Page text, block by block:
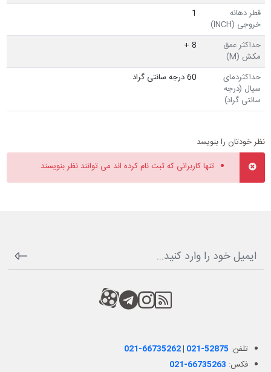
قطر دهانه
خروجی (INCH)
1
حداکثر عمق
مکش (M)
8 +
حداکثردمای
سیال (درجه
سانتی گراد)
60 درجه سانتی گراد
نظر خودتان را بنویسد
تنها کاربرانی که ثبت نام کرده اند می توانند نظر بنویسند
RSS
کانال آپارات
کانال تلگرام
کانال آپارات
تلفن: 021-66735262|021-52875
فکس: 021-66735263